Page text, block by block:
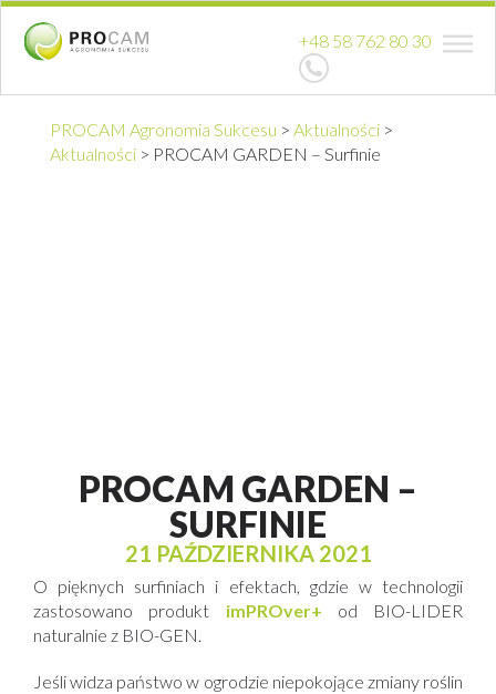
+48 58 762 80 30
PROCAM Agronomia Sukcesu > Aktualności >
Aktualności > PROCAM GARDEN – Surfinie
PROCAM GARDEN –
SURFINIE
21 PAŹDZIERNIKA 2021
O pięknych surfiniach i efektach, gdzie w technologii
zastosowano produkt imPROver+ od BIO-LIDER
naturalnie z BIO-GEN.
Jeśli widza państwo w ogrodzie niepokojące zmiany roślin